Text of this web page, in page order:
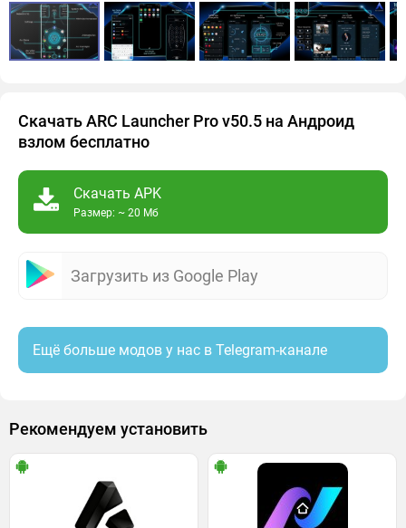
Скачать ARC Launcher Pro v50.5 на Андроид
взлом бесплатно
Скачать APK
Размер: ~ 20 Мб
Загрузить из Google Play
Ещё больше модов у нас в Telegram-канале
Рекомендуем установить